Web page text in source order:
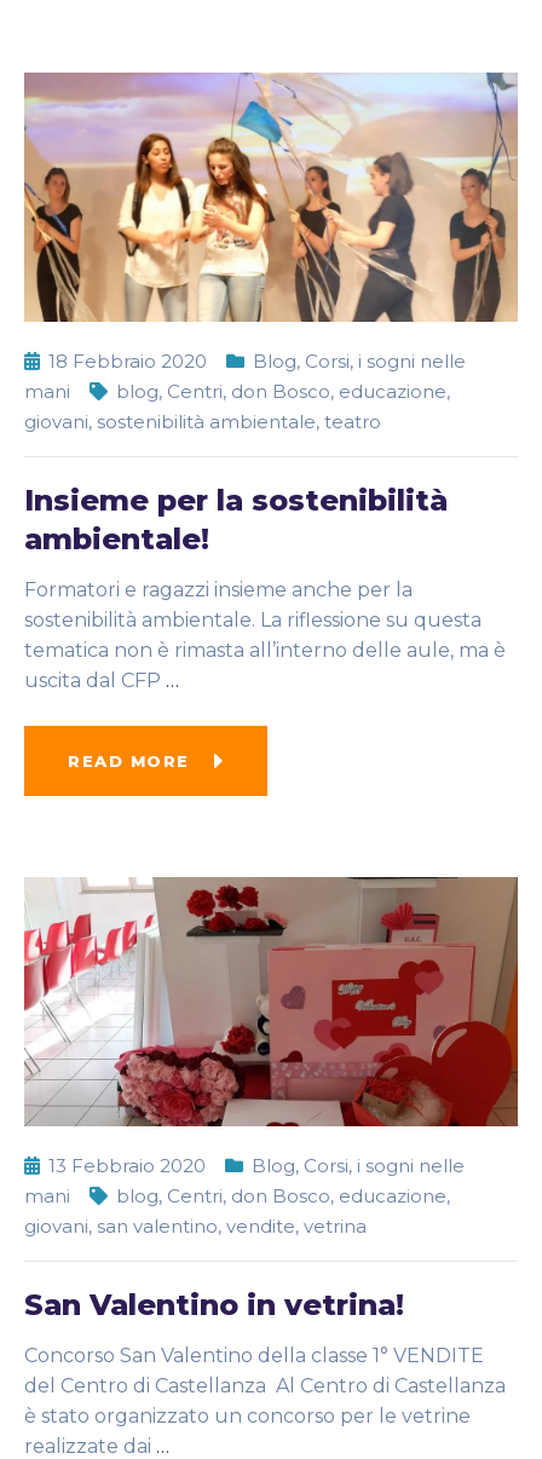
18 Febbraio 2020 Blog, Corsi, i sogni nelle
mani
blog, Centri, don Bosco, educazione,
giovani, sostenibilità ambientale, teatro
Insieme per la sostenibilità
ambientale!
Formatori e ragazzi insieme anche per la
sostenibilità ambientale. La riflessione su questa
tematica non è rimasta all’interno delle aule, ma è
uscita dal CFP …
READ MORE
13 Febbraio 2020 Blog, Corsi, i sogni nelle
mani
blog, Centri, don Bosco, educazione,
giovani, san valentino, vendite, vetrina
San Valentino in vetrina!
Concorso San Valentino della classe 1° VENDITE
del Centro di Castellanza Al Centro di Castellanza
è stato organizzato un concorso per le vetrine
realizzate dai …